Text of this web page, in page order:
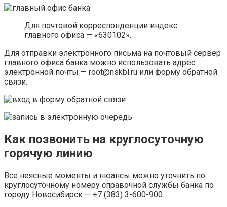
Для почтовой корреспонденции индекс
главного офиса — «630102».
Для отправки электронного письма на почтовый сервер
главного офиса банка можно использовать адрес
электронной почты — root@nskbl.ru или форму обратной
связи:
Как позвонить на круглосуточную
горячую линию
Все неясные моменты и нюансы можно уточнить по
круглосуточному номеру справочной службы банка по
городу Новосибирск — +7 (383) 3-600-900.